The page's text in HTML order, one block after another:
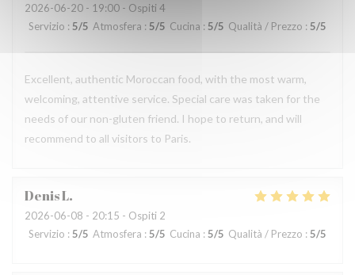
2026-06-20 - 19:00 - Ospiti 4
Servizio : 5/5 Atmosfera : 5/5 Cucina : 5/5 Qualità / Prezzo : 5/5
Excellent, authentic Moroccan food, with the most warm,
welcoming, attentive service. Special care was taken for the
needs of our non-gluten friend. I hope to return, and will
recommend to all visitors to Paris.
DenisL
2026-06-08 - 20:15 - Ospiti 2
Servizio : 5/5 Atmosfera : 5/5 Cucina : 5/5 Qualità / Prezzo : 5/5